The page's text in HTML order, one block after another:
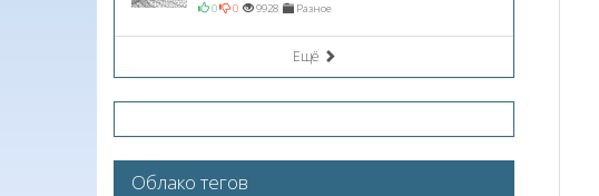
0 0 9928 Разное
Ещё
Облако тегов